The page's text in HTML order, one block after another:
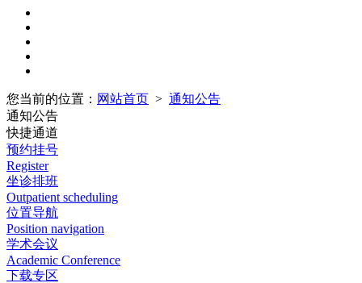
您当前的位置： 网站首页 > 通知公告
通知公告
快捷通道
预约挂号
Register
坐诊排班
Outpatient scheduling
位置导航
Position navigation
学术会议
Academic Conference
下载专区